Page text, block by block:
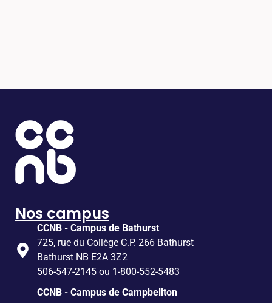
Nos campus
CCNB - Campus de Bathurst
725, rue du Collège C.P. 266 Bathurst
Bathurst NB E2A 3Z2
506-547-2145 ou 1-800-552-5483
CCNB - Campus de Campbellton